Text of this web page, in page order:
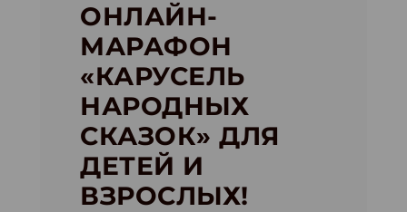
ОНЛАЙН-
МАРАФОН
«КАРУСЕЛЬ
НАРОДНЫХ
СКАЗОК» ДЛЯ
ДЕТЕЙ И
ВЗРОСЛЫХ!